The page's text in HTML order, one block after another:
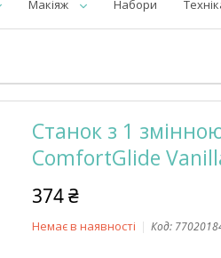
Макіяж Набори
Станок з 1
ComfortGlide
374 ₴
Немає в наявності Код: